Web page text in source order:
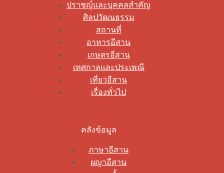
ปราชญ์และบุคคลสำคัญ
ศิลปวัฒนธรรม
สถานที่
อาหารอีสาน
เกษตรอีสาน
เทศกาลและประเพณี
เที่ยวอีสาน
เรื่องทั่วไป
คลังข้อมูล
ภาษาอีสาน
ผญาอีสาน